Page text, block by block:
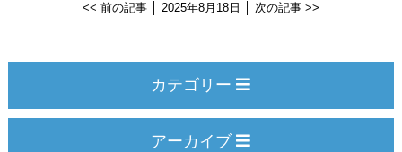
<< 前の記事│ 2025年8月18日 │ 次の記事 >>
カテゴリー
アーカイブ